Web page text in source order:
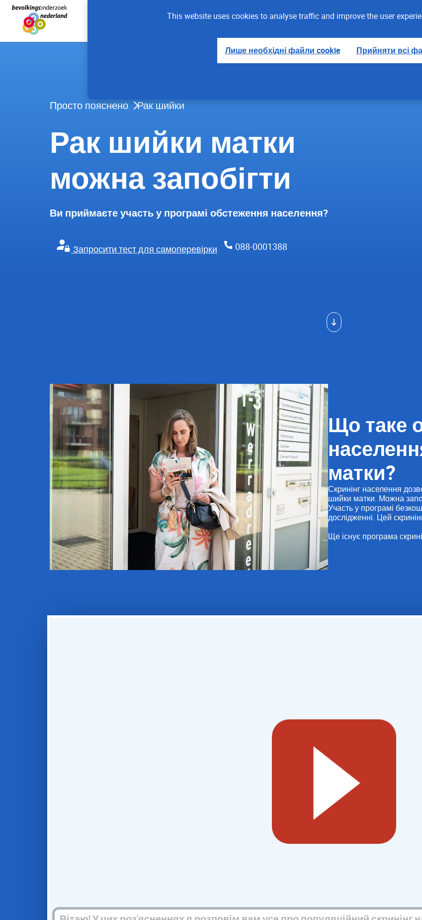
This website uses cookies to analyse traffic and improve the user
Лише необхідні файли cookie Прийняти всі
Просто пояснено Рак шийки
Рак шийки матки
можна запобігти
Ви приймаєте участь у програмі обстеження населення?
Запросити тест для самоперевірки 088-0001388
Що таке
матки?
Скринінг населення
шийки матки. Можна
Участь у програмі
дослідженні. Цей
Ще існує програма